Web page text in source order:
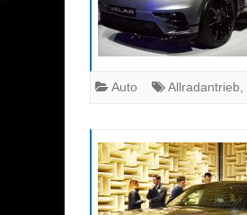
Auto Allradantrieb